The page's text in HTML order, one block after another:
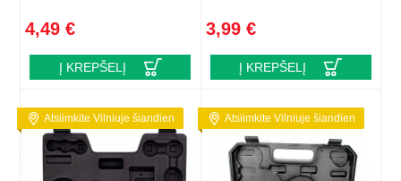
4,49 €
Į KREPŠELĮ
3,99 €
Į KREPŠELĮ
Atsiimkite Vilniuje šiandien Atsiimkite Vilniuje šiandien